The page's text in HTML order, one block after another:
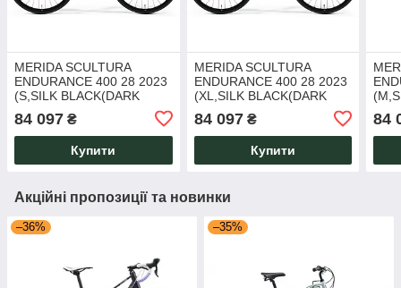
MERIDA SCULTURA
ENDURANCE 400 28 2023
(S,SILK BLACK(DARK
84 097 ₴
Купити
MERIDA SCULTURA
ENDURANCE 400 28 2023
(XL,SILK BLACK(DARK
84 097₴
Купити
84
Акційні пропозиції та новинки
–36% –35%